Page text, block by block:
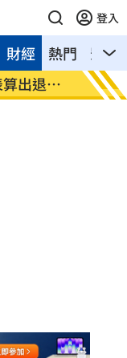
登入
熱門 影音
財經
出退休
全聯
付」！